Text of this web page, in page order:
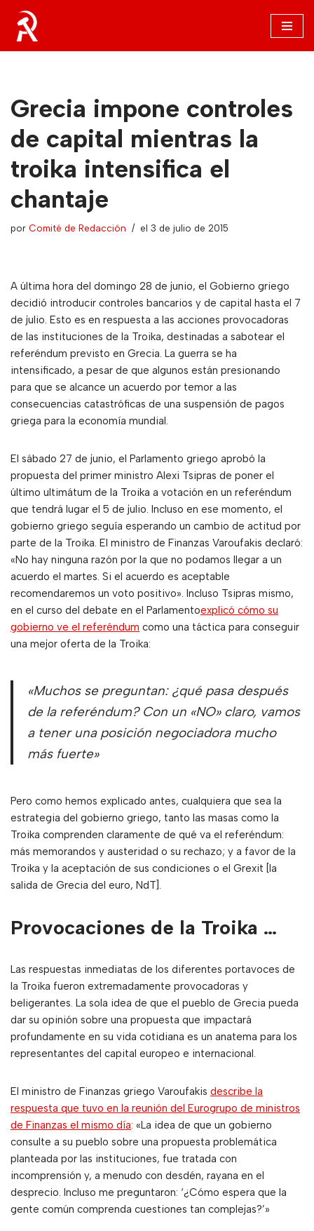
Saltar
al
Grecia impone controles
de capital mientras la
troika intensifica el
chantaje
por Comité de Redacción el 3 de julio de 2015
A última hora del domingo 28 de junio, el Gobierno griego
decidió introducir controles bancarios y de capital hasta el 7
de julio. Esto es en respuesta a las acciones provocadoras
de las instituciones de la Troika, destinadas a sabotear el
referéndum previsto en Grecia. La guerra se ha
intensificado, a pesar de que algunos están presionando
para que se alcance un acuerdo por temor a las
consecuencias catastróficas de una suspensión de pagos
griega para la economía mundial.
El sábado 27 de junio, el Parlamento griego aprobó la
propuesta del primer ministro Alexi Tsipras de poner el
último ultimátum de la Troika a votación en un referéndum
que tendrá lugar el 5 de julio. Incluso en ese momento, el
gobierno griego seguía esperando un cambio de actitud por
parte de la Troika. El ministro de Finanzas Varoufakis declaró:
«No hay ninguna razón por la que no podamos llegar a un
acuerdo el martes. Si el acuerdo es aceptable
recomendaremos un voto positivo». Incluso Tsipras mismo,
en el curso del debate en el Parlamentoexplicó cómo su
gobierno ve el referéndum como una táctica para conseguir
una mejor oferta de la Troika:
«Muchos se preguntan: ¿qué pasa después
de la referéndum? Con un «NO» claro, vamos
a tener una posición negociadora mucho
más fuerte»
Pero como hemos explicado antes, cualquiera que sea la
estrategia del gobierno griego, tanto las masas como la
Troika comprenden claramente de qué va el referéndum: ​​
más memorandos y austeridad o su rechazo; y a favor de la
Troika y la aceptación de sus condiciones o el Grexit [la
salida de Grecia del euro, NdT].
Provocaciones de la Troika …
Las respuestas inmediatas de los diferentes portavoces de
la Troika fueron extremadamente provocadoras y
beligerantes. La sola idea de que el pueblo de Grecia pueda
dar su opinión sobre una propuesta que impactará
profundamente en su vida cotidiana es un anatema para los
representantes del capital europeo e internacional.
El ministro de Finanzas griego Varoufakis describe la
respuesta que tuvo en la reunión del Eurogrupo de ministros
de Finanzas el mismo día: «La idea de que un gobierno
consulte a su pueblo sobre una propuesta problemática
planteada por las instituciones, fue tratada con
incomprensión y, a menudo con desdén, rayana en el
desprecio. Incluso me preguntaron: ‘¿Cómo espera que la
gente común comprenda cuestiones tan complejas?’»